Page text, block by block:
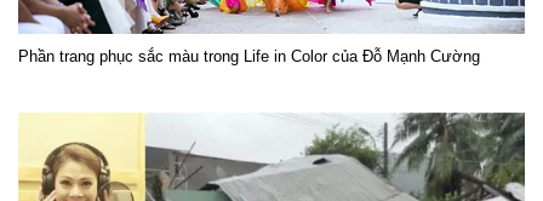
Phần trang phục sắc màu trong Life in Color của Đỗ Mạnh Cường